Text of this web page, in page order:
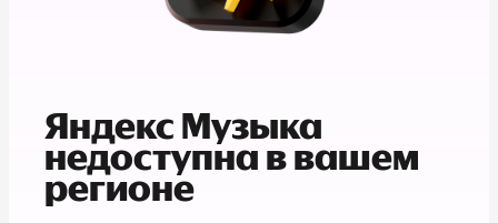
Яндекс Музыка
недоступна в вашем
регионе